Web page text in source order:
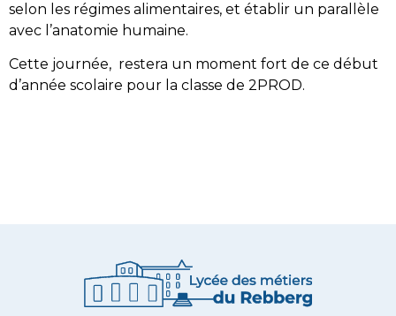
selon les régimes alimentaires, et établir un parallèle
avec l’anatomie humaine.
Cette journée, restera un moment fort de ce début
d’année scolaire pour la classe de 2PROD.